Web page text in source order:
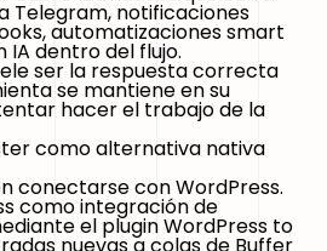
Telegram, notificaciones
automatizaciones smart
IA dentro del flujo.
ser la respuesta correcta
se mantiene en su
hacer el trabajo de la
como alternativa nativa
conectarse con WordPress.
como integración de
el plugin WordPress to